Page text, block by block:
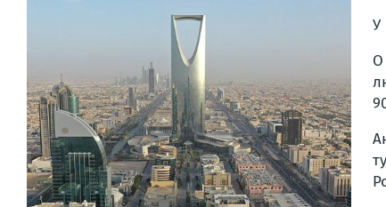
У
О